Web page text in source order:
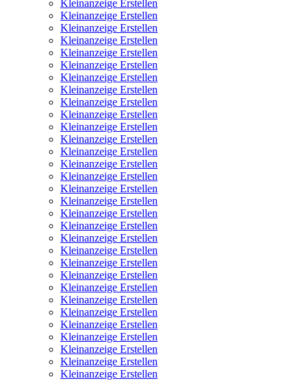
Kleinanzeige Erstellen
Kleinanzeige Erstellen
Kleinanzeige Erstellen
Kleinanzeige Erstellen
Kleinanzeige Erstellen
Kleinanzeige Erstellen
Kleinanzeige Erstellen
Kleinanzeige Erstellen
Kleinanzeige Erstellen
Kleinanzeige Erstellen
Kleinanzeige Erstellen
Kleinanzeige Erstellen
Kleinanzeige Erstellen
Kleinanzeige Erstellen
Kleinanzeige Erstellen
Kleinanzeige Erstellen
Kleinanzeige Erstellen
Kleinanzeige Erstellen
Kleinanzeige Erstellen
Kleinanzeige Erstellen
Kleinanzeige Erstellen
Kleinanzeige Erstellen
Kleinanzeige Erstellen
Kleinanzeige Erstellen
Kleinanzeige Erstellen
Kleinanzeige Erstellen
Kleinanzeige Erstellen
Kleinanzeige Erstellen
Kleinanzeige Erstellen
Kleinanzeige Erstellen
Kleinanzeige Erstellen